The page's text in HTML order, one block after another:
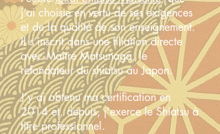
j’ai choisie en vertu de ses exigences
et de la qualité de son enseignement.
Il s’inscrit dans une filiation directe
avec Maître Matsunaga, le
refondateur du shiatsu au Japon.
J’y ai obtenu ma certification en
2014 et, depuis, j'exerce le Shiatsu à
titre professionnel.